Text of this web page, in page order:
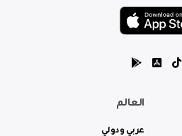
العالم
عربي ودولي